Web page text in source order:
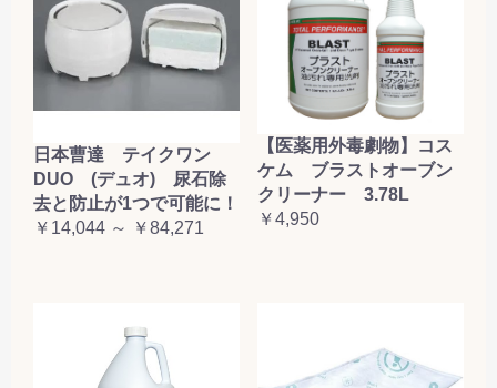
日本曹達 テイクワン
DUO (デュオ) 尿石除
去と防止が1つで可能に！
￥14,044 ～ ￥84,271
【医薬用外毒劇物】コス
ケム ブラストオーブン
クリーナー 3.78L
￥4,950